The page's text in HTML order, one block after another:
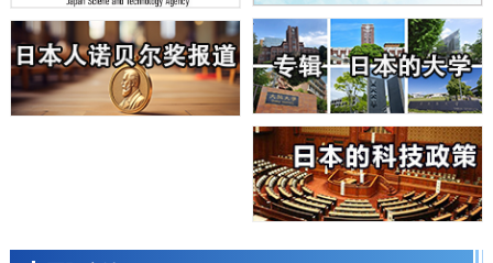
的具体对策
科学研究
大阪大学开发基于水氢键网络的温度预测新方法，AI从分子排列信息中
高精度解读
经济・社会
【AI法上篇】如何对“将人生交给AI”保持危机感——中央大学平野晋教
庆应义塾大学阐明脑内“游击手”小胶质细胞包裹保护受损神经细胞的机
制，有望用于开发阿尔茨海默病等疾病疗法
劣化抑制机制，为提升轮胎安全性与耐久性的材料设计开辟道路